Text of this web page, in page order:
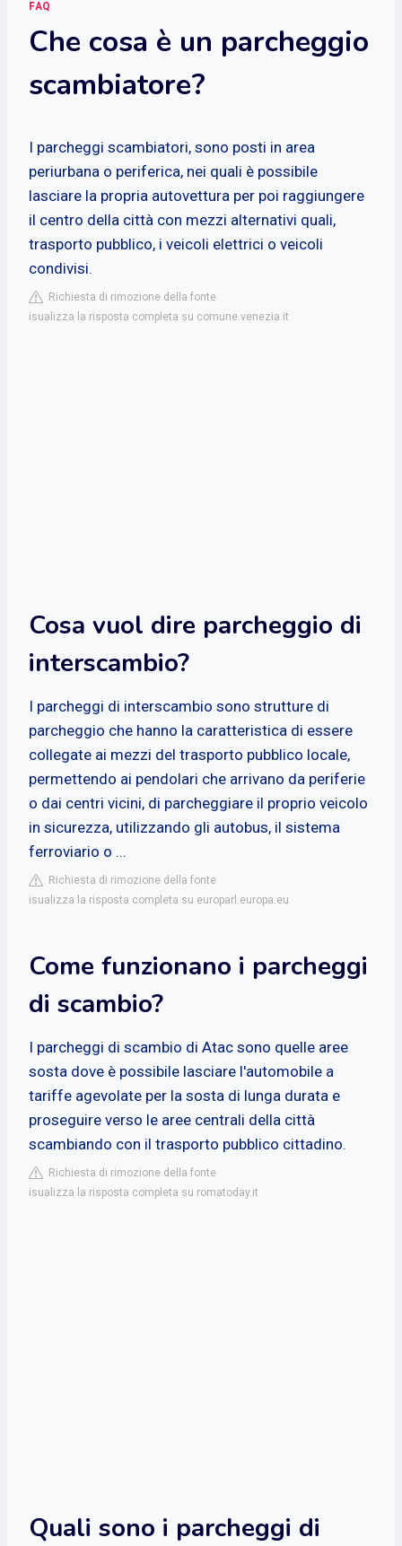
FAQ
Che cosa è un parcheggio
scambiatore?
I parcheggi scambiatori, sono posti in area
periurbana o periferica, nei quali è possibile
lasciare la propria autovettura per poi raggiungere
il centro della città con mezzi alternativi quali,
trasporto pubblico, i veicoli elettrici o veicoli
condivisi.
Richiesta di rimozione della fonte
isualizza la risposta completa su comune.venezia.it
Cosa vuol dire parcheggio di
interscambio?
I parcheggi di interscambio sono strutture di
parcheggio che hanno la caratteristica di essere
collegate ai mezzi del trasporto pubblico locale,
permettendo ai pendolari che arrivano da periferie
o dai centri vicini, di parcheggiare il proprio veicolo
in sicurezza, utilizzando gli autobus, il sistema
ferroviario o ...
Richiesta di rimozione della fonte
isualizza la risposta completa su europarl.europa.eu
Come funzionano i parcheggi
di scambio?
I parcheggi di scambio di Atac sono quelle aree
sosta dove è possibile lasciare l'automobile a
tariffe agevolate per la sosta di lunga durata e
proseguire verso le aree centrali della città
scambiando con il trasporto pubblico cittadino.
Richiesta di rimozione della fonte
isualizza la risposta completa su romatoday.it
Quali sono i parcheggi di